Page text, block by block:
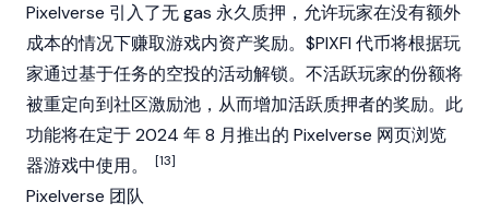
Pixelverse 引入了无 gas 永久质押 ，允许玩家在没有额外
成本的情况下赚取游戏内资产奖励。$PIXFI 代币将根据玩
家通过基于任务的空投的活动解锁。不活跃玩家的份额将
被重定向到社区激励池，从而增加活跃质押者的奖励。此
功能将在定于 2024 年 8 月推出的 Pixelverse 网页浏览
器游戏中使用。
[13]
Pixelverse 团队